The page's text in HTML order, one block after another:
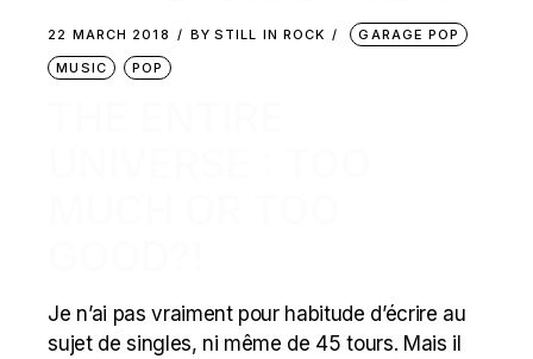
22 MARCH 2018 BY STILL IN ROCK
GARAGE POP
MUSIC
POP
Je n’ai pas vraiment pour habitude d’écrire au
sujet de singles, ni même de 45 tours. Mais il